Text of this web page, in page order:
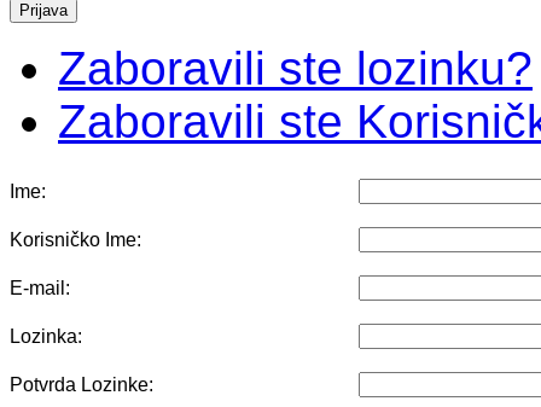
Zaboravili ste lozinku?
Zaboravili ste
Ime:
Korisničko Ime:
E-mail:
Lozinka:
Potvrda Lozinke: